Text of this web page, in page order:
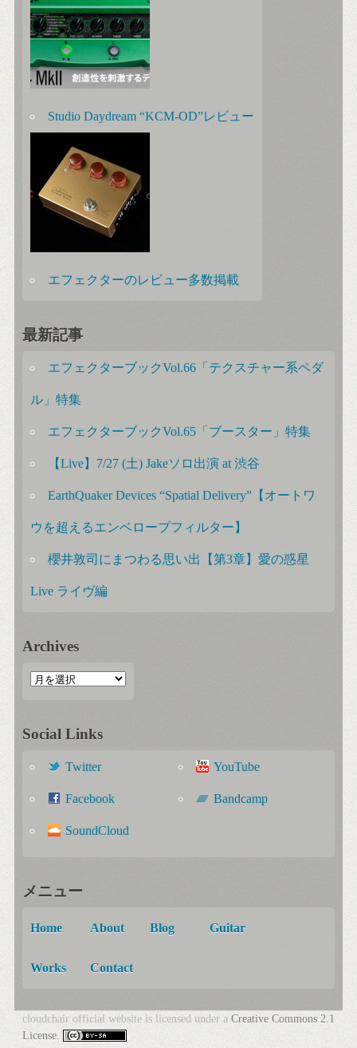
Studio Daydream “KCM-OD”レビュー
エフェクターのレビュー多数掲載
最新記事
エフェクターブックVol.66「テクスチャー系ペダ
ル」特集
エフェクターブックVol.65「ブースター」特集
【Live】7/27 (土) Jakeソロ出演 at 渋谷
EarthQuaker Devices “Spatial Delivery”【オートワ
ウを超えるエンベロープフィルター】
櫻井敦司にまつわる思い出【第3章】愛の惑星
Live ライヴ編
Archives
Social Links
Twitter YouTube
Facebook Bandcamp
SoundCloud
メニュー
Home About Blog Guitar
Works Contact
cloudchair official website is licensed under a Creative Commons 2.1
License.